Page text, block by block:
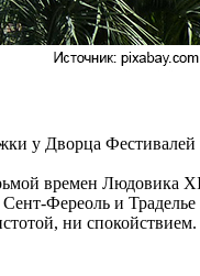
у Дворца
времен Людовика
Фереоль и Траделье
ни спокойствием.